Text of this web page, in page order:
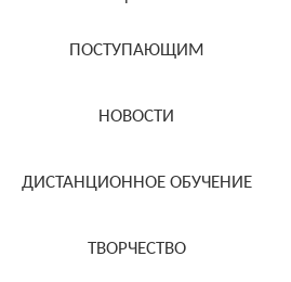
ПОСТУПАЮЩИМ
НОВОСТИ
ДИСТАНЦИОННОЕ ОБУЧЕНИЕ
ТВОРЧЕСТВО